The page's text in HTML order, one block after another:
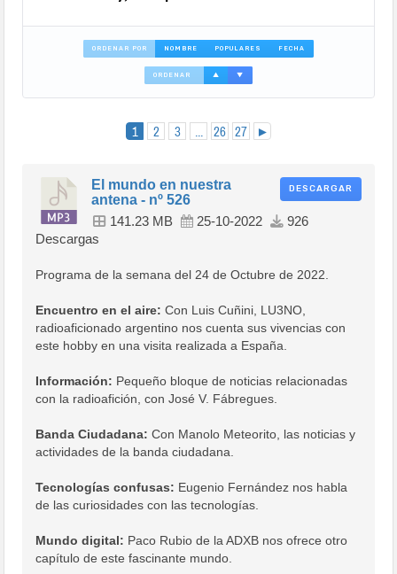
ORDENAR POR NOMBRE POPULARES FECHA
ORDENAR ▲ ▼
1 2 3 ... 26 27 ►
DESCARGAR
El mundo en nuestra
antena - nº 526
141.23 MB 25-10-2022
926
Descargas
Programa de la semana del 24 de Octubre de 2022.
Encuentro en el aire: Con Luis Cuñini, LU3NO,
radioaficionado argentino nos cuenta sus vivencias con
este hobby en una visita realizada a España.
Información: Pequeño bloque de noticias relacionadas
con la radioafición, con José V. Fábregues.
Banda Ciudadana: Con Manolo Meteorito, las noticias y
actividades de la banda ciudadana.
Tecnologías confusas: Eugenio Fernández nos habla
de las curiosidades con las tecnologías.
Mundo digital: Paco Rubio de la ADXB nos ofrece otro
capítulo de este fascinante mundo.